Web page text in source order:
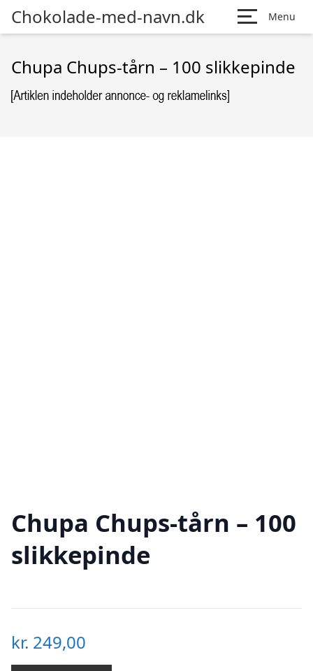
Chokolade-med-navn.dk Menu
Chupa Chups-tårn – 100 slikkepinde
Chupa Chups-tårn – 100
slikkepinde
kr. 249,00